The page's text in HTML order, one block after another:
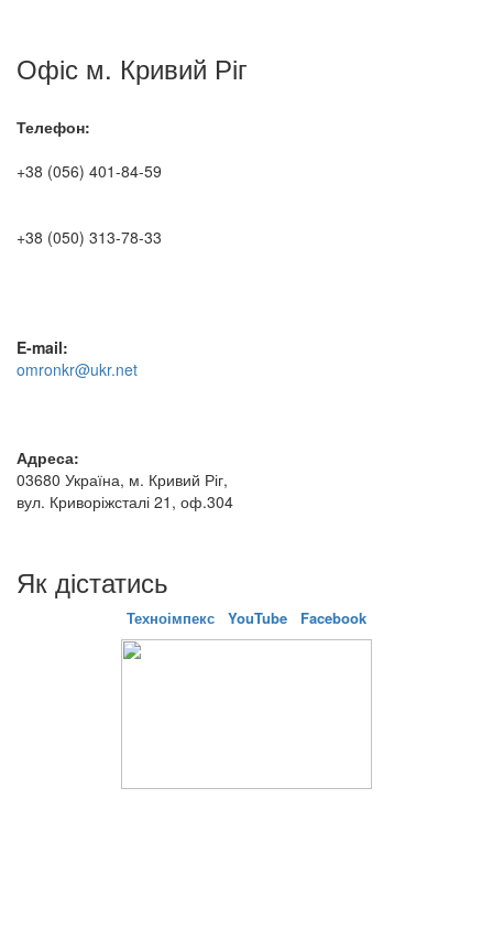
Офіс м. Кривий Ріг
Телефон:
+38 (056) 401-84-59
+38 (050) 313-78-33
E-mail:
omronkr@ukr.net
Адреса:
03680 Україна, м. Кривий Ріг,
вул. Криворіжсталі 21, оф.304
Як дістатись
Техноімпекс YouTube Facebook